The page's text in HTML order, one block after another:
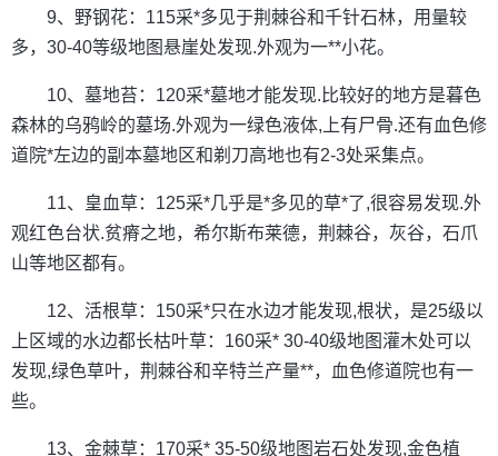
9、野钢花：115采*多见于荆棘谷和千针石林，用量较
多，30-40等级地图悬崖处发现.外观为一**小花。
10、墓地苔：120采*墓地才能发现.比较好的地方是暮色
森林的乌鸦岭的墓场.外观为一绿色液体,上有尸骨.还有血色修
道院*左边的副本墓地区和剃刀高地也有2-3处采集点。
11、皇血草：125采*几乎是*多见的草*了,很容易发现.外
观红色台状.贫瘠之地，希尔斯布莱德，荆棘谷，灰谷，石爪
山等地区都有。
12、活根草：150采*只在水边才能发现,根状，是25级以
上区域的水边都长枯叶草：160采* 30-40级地图灌木处可以
发现,绿色草叶，荆棘谷和辛特兰产量**，血色修道院也有一
些。
13、金棘草：170采* 35-50级地图岩石处发现,金色植